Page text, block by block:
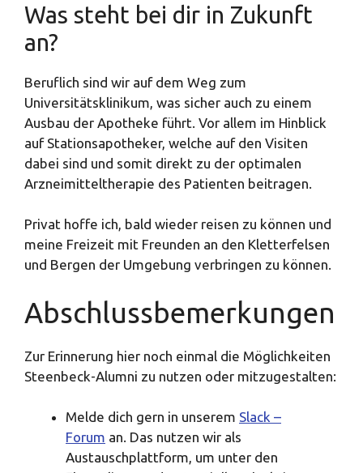
Was steht bei dir in Zukunft
an?
Beruflich sind wir auf dem Weg zum
Universitätsklinikum, was sicher auch zu einem
Ausbau der Apotheke führt. Vor allem im Hinblick
auf Stationsapotheker, welche auf den Visiten
dabei sind und somit direkt zu der optimalen
Arzneimitteltherapie des Patienten beitragen.
Privat hoffe ich, bald wieder reisen zu können und
meine Freizeit mit Freunden an den Kletterfelsen
und Bergen der Umgebung verbringen zu können.
Abschlussbemerkungen
Zur Erinnerung hier noch einmal die Möglichkeiten
Steenbeck-Alumni zu nutzen oder mitzugestalten:
Melde dich gern in unserem Slack –
Forum an. Das nutzen wir als
Austauschplattform, um unter den